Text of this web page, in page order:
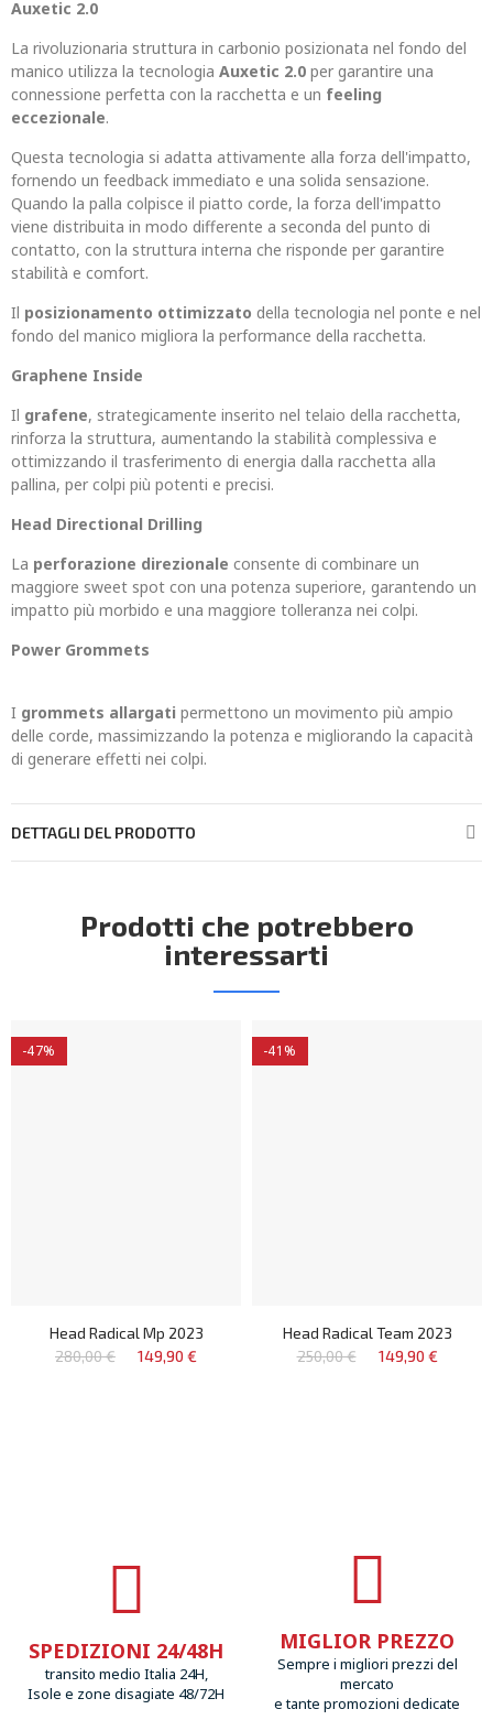
Auxetic 2.0
La rivoluzionaria struttura in carbonio posizionata nel fondo del
manico utilizza la tecnologia Auxetic 2.0 per garantire una
connessione perfetta con la racchetta e un feeling
eccezionale.
Questa tecnologia si adatta attivamente alla forza dell'impatto,
fornendo un feedback immediato e una solida sensazione.
Quando la palla colpisce il piatto corde, la forza dell'impatto
viene distribuita in modo differente a seconda del punto di
contatto, con la struttura interna che risponde per garantire
stabilità e comfort.
Il posizionamento ottimizzato della tecnologia nel ponte e nel
fondo del manico migliora la performance della racchetta.
Graphene Inside
Il grafene, strategicamente inserito nel telaio della racchetta,
rinforza la struttura, aumentando la stabilità complessiva e
ottimizzando il trasferimento di energia dalla racchetta alla
pallina, per colpi più potenti e precisi.
Head Directional Drilling
La perforazione direzionale consente di combinare un
maggiore sweet spot con una potenza superiore, garantendo un
impatto più morbido e una maggiore tolleranza nei colpi.
Power Grommets
I grommets allargati permettono un movimento più ampio
delle corde, massimizzando la potenza e migliorando la capacità
di generare effetti nei colpi.
DETTAGLI DEL PRODOTTO
Prodotti che potrebbero
interessarti
-47%
Head Radical Mp 2023
280,00 €
149,90 €
-41%
Head Radical Team 2023
250,00 €
149,90 €
SPEDIZIONI 24/48H
transito medio Italia 24H,
Isole e zone disagiate 48/72H
MIGLIOR PREZZO
Sempre i migliori prezzi del
mercato
e tante promozioni dedicate